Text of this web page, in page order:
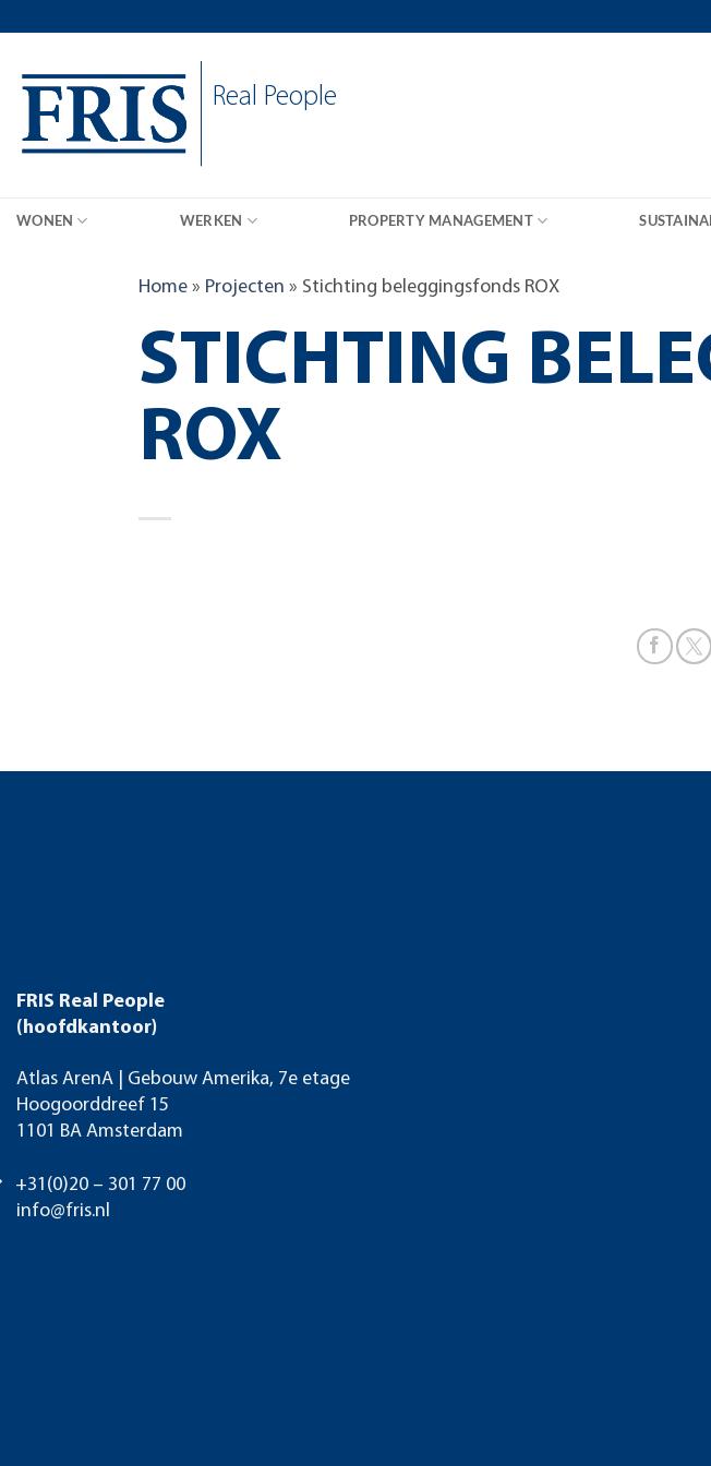
Real People
WONEN WERKEN PROPERTY MANAGEMENT
Home » Projecten » Stichting beleggingsfonds ROX
STICHTING
ROX
FRIS Real People
(hoofdkantoor)
Atlas ArenA | Gebouw Amerika, 7e etage
Hoogoorddreef 15
1101 BA Amsterdam
+31(0)20 – 301 77 00
info@fris.nl